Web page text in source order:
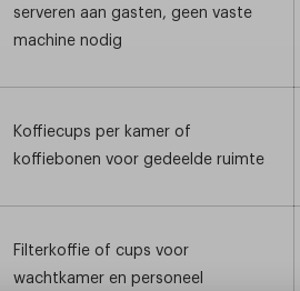
serveren aan gasten, geen vaste
machine nodig
Koffiecups per kamer of
koffiebonen voor gedeelde ruimte
Filterkoffie of cups voor
wachtkamer en personeel